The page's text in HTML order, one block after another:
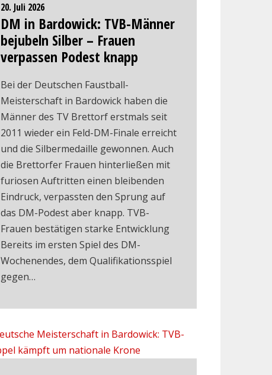
20. Juli 2026
DM in Bardowick: TVB-Männer
bejubeln Silber – Frauen
verpassen Podest knapp
Bei der Deutschen Faustball-
Meisterschaft in Bardowick haben die
Männer des TV Brettorf erstmals seit
2011 wieder ein Feld-DM-Finale erreicht
und die Silbermedaille gewonnen. Auch
die Brettorfer Frauen hinterließen mit
furiosen Auftritten einen bleibenden
Eindruck, verpassten den Sprung auf
das DM-Podest aber knapp. TVB-
Frauen bestätigen starke Entwicklung
Bereits im ersten Spiel des DM-
Wochenendes, dem Qualifikationsspiel
gegen…